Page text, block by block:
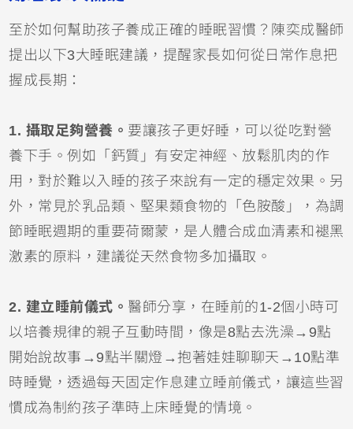
至於如何幫助孩子養成正確的睡眠習慣？陳奕成醫師
提出以下3大睡眠建議，提醒家長如何從日常作息把
握成長期：
1. 攝取足夠營養。 要讓孩子更好睡，可以從吃對營
養下手。例如「鈣質」有安定神經、放鬆肌肉的作
用，對於難以入睡的孩子來說有一定的穩定效果。另
外，常見於乳品類、堅果類食物的「色胺酸」，為調
節睡眠週期的重要荷爾蒙，是人體合成血清素和褪黑
激素的原料，建議從天然食物多加攝取。
2. 建立睡前儀式。 醫師分享，在睡前的1-2個小時可
以培養規律的親子互動時間，像是8點去洗澡→9點
開始說故事→9點半關燈→抱著娃娃聊聊天→10點準
時睡覺，透過每天固定作息建立睡前儀式，讓這些習
慣成為制約孩子準時上床睡覺的情境。